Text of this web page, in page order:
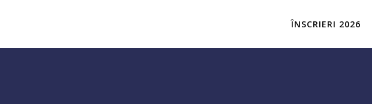
ÎNSCRIERI 2026